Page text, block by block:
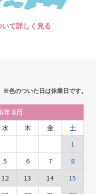
いて詳しく見る
※色のついた日は休業日です。
年 8月
水 木 金
土
1
5 6 7
8
12 13 14
15